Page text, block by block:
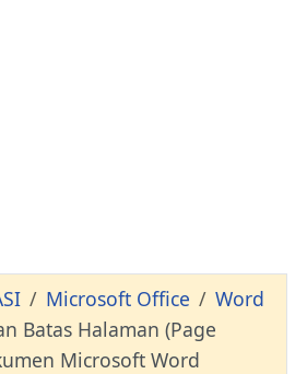
Microsoft Office
Word
Batas Halaman (Page
Microsoft Word